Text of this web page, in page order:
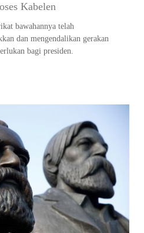
Kabelen
bawahannya telah
dan mengendalikan gerakan
bagi presiden.